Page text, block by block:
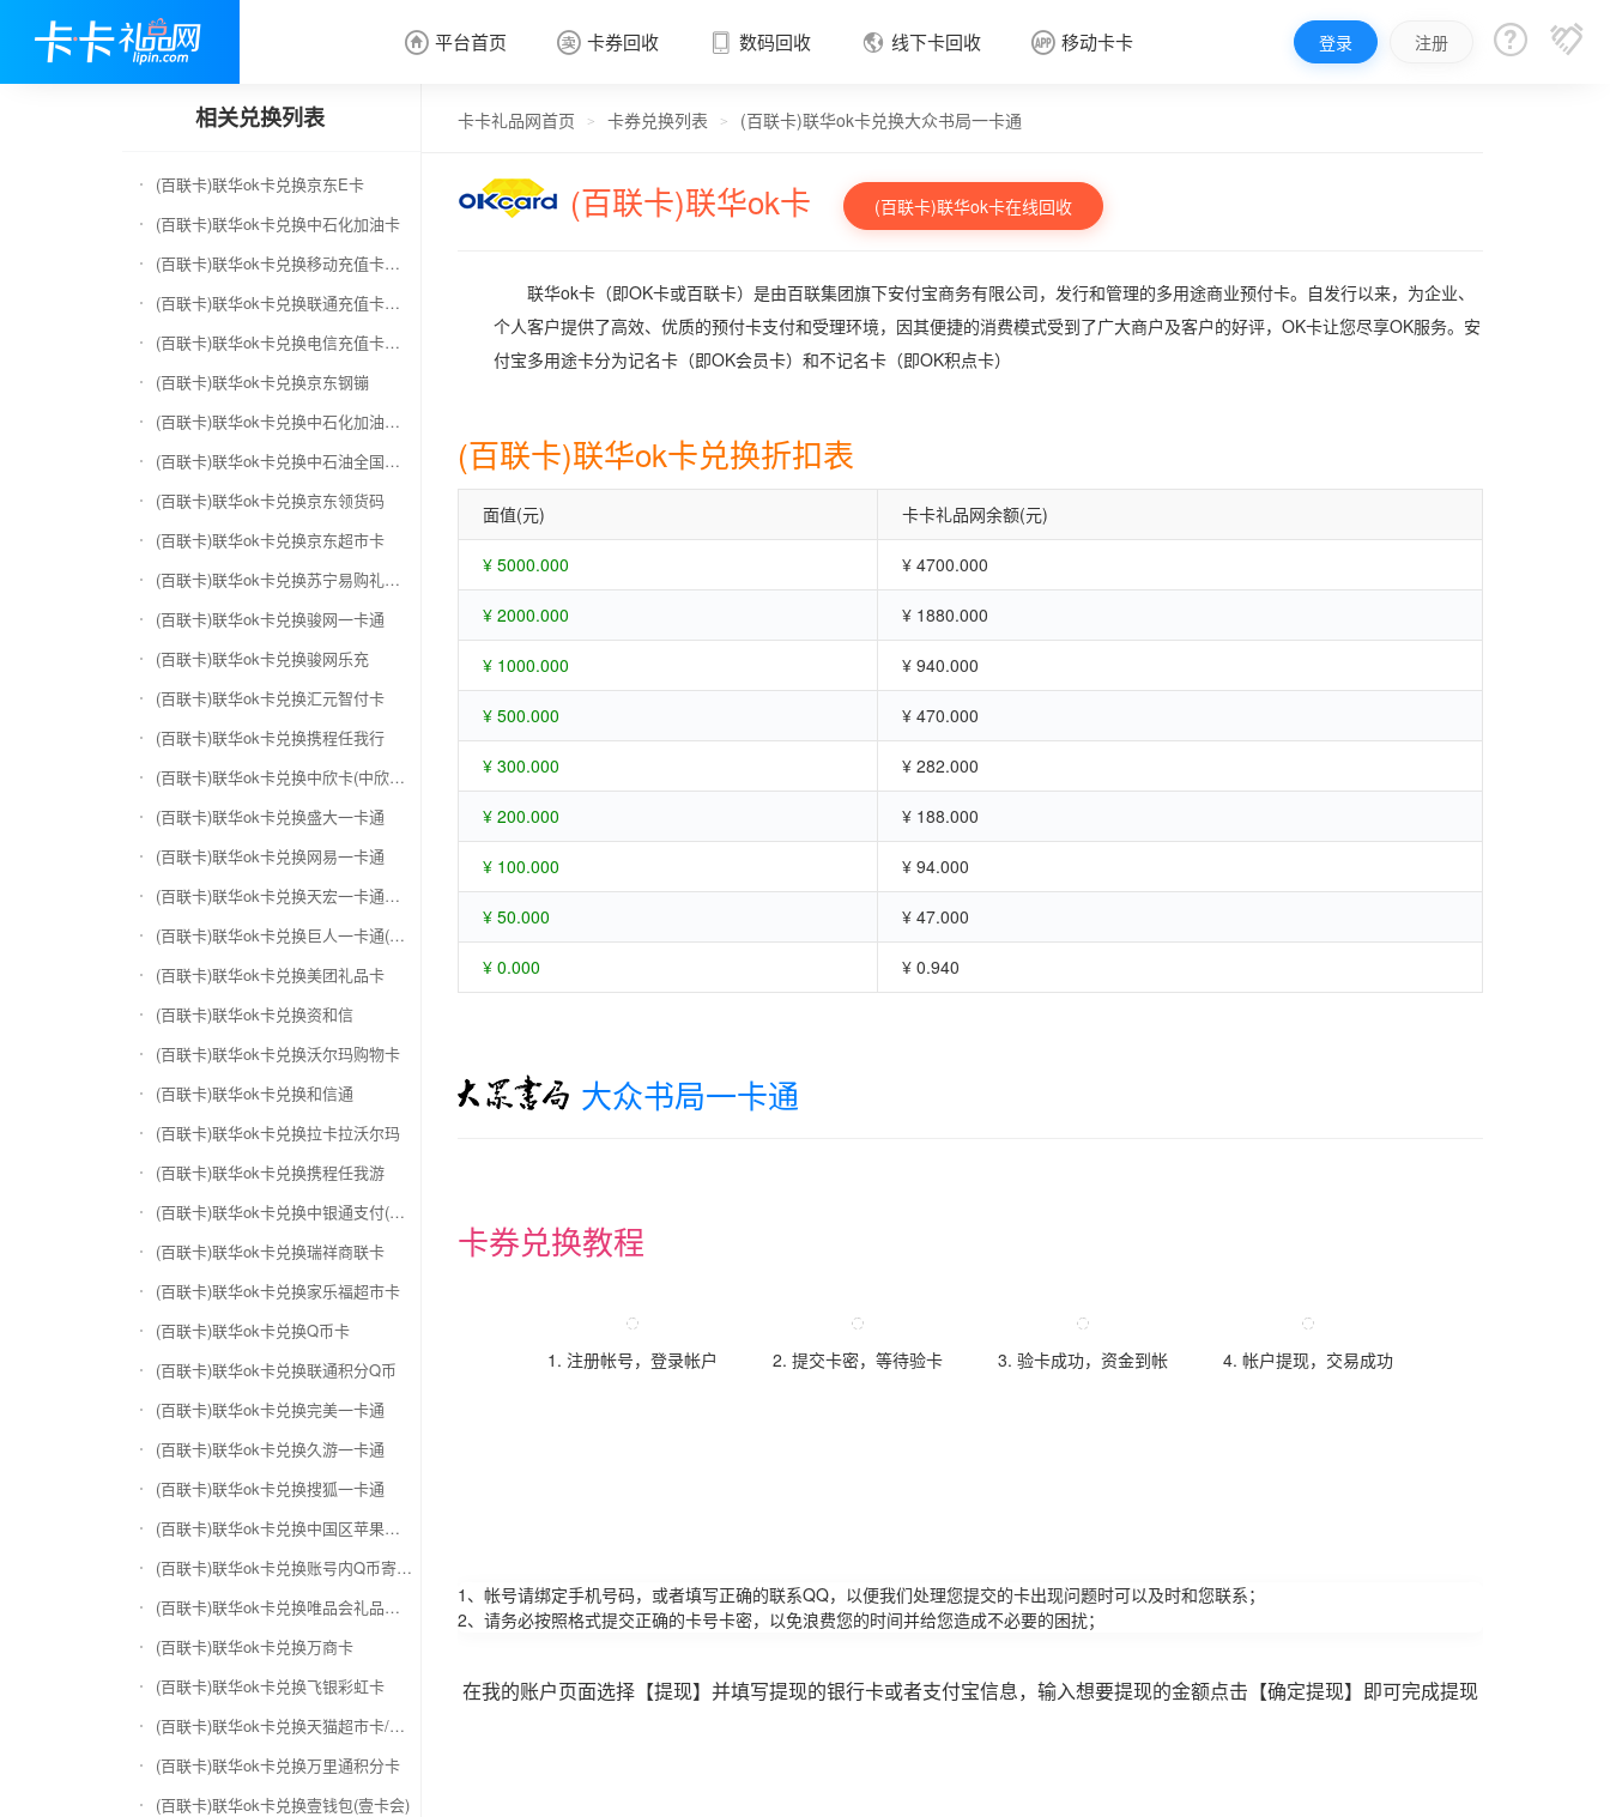
 平台首页  卡券回收
 卡券回收
 数码回收  线下卡回收  移动卡卡 登录 注册  
相关兑换列表
(百联卡)联华ok卡兑换京东E卡
(百联卡)联华ok卡兑换中石化加油卡
(百联卡)联华ok卡兑换移动充值卡（面值千万别选错）
(百联卡)联华ok卡兑换联通充值卡（面值千万别选错）
(百联卡)联华ok卡兑换电信充值卡（面值千万别选错）
(百联卡)联华ok卡兑换京东钢镚
(百联卡)联华ok卡兑换中石化加油卡无卡号（面值千万别选错）
(百联卡)联华ok卡兑换中石油全国充值卡
(百联卡)联华ok卡兑换京东领货码
(百联卡)联华ok卡兑换京东超市卡
(百联卡)联华ok卡兑换苏宁易购礼品卡
(百联卡)联华ok卡兑换骏网一卡通
(百联卡)联华ok卡兑换骏网乐充
(百联卡)联华ok卡兑换汇元智付卡
(百联卡)联华ok卡兑换携程任我行
(百联卡)联华ok卡兑换中欣卡(中欣通卡)
(百联卡)联华ok卡兑换盛大一卡通
(百联卡)联华ok卡兑换网易一卡通
(百联卡)联华ok卡兑换天宏一卡通（易冲天宏卡）
(百联卡)联华ok卡兑换巨人一卡通(征途卡)
(百联卡)联华ok卡兑换美团礼品卡
(百联卡)联华ok卡兑换资和信
(百联卡)联华ok卡兑换沃尔玛购物卡
(百联卡)联华ok卡兑换和信通
(百联卡)联华ok卡兑换拉卡拉沃尔玛
(百联卡)联华ok卡兑换携程任我游
(百联卡)联华ok卡兑换中银通支付(银联购物卡)
(百联卡)联华ok卡兑换瑞祥商联卡
(百联卡)联华ok卡兑换家乐福超市卡
(百联卡)联华ok卡兑换Q币卡
(百联卡)联华ok卡兑换联通积分Q币
(百联卡)联华ok卡兑换完美一卡通
(百联卡)联华ok卡兑换久游一卡通
(百联卡)联华ok卡兑换搜狐一卡通
(百联卡)联华ok卡兑换中国区苹果充值卡
(百联卡)联华ok卡兑换账号内Q币寄售（维护中）
(百联卡)联华ok卡兑换唯品会礼品卡(唯品卡)
(百联卡)联华ok卡兑换万商卡
(百联卡)联华ok卡兑换飞银彩虹卡
(百联卡)联华ok卡兑换天猫超市卡/享淘卡
(百联卡)联华ok卡兑换万里通积分卡
(百联卡)联华ok卡兑换壹钱包(壹卡会)
卡卡礼品网首页 > 卡券兑换列表 > (百联卡)联华ok卡兑换大众书局一卡通
(百联卡)联华ok卡 (百联卡)联华ok卡在线回收
联华ok卡（即OK卡或百联卡）是由百联集团旗下安付宝商务有限公司，发行和管理的多用途商业预付卡。自发行以来，为企业、
个人客户提供了高效、优质的预付卡支付和受理环境，因其便捷的消费模式受到了广大商户及客户的好评，OK卡让您尽享OK服务。安
付宝多用途卡分为记名卡（即OK会员卡）和不记名卡（即OK积点卡）
(百联卡)联华ok卡兑换折扣表
面值(元) 卡卡礼品网余额(元)
¥ 5000.000 ¥ 4700.000
¥ 2000.000 ¥ 1880.000
¥ 1000.000 ¥ 940.000
¥ 500.000 ¥ 470.000
¥ 300.000 ¥ 282.000
¥ 200.000 ¥ 188.000
¥ 100.000 ¥ 94.000
¥ 50.000 ¥ 47.000
¥ 0.000 ¥ 0.940
大众书局一卡通
卡券兑换教程
1. 注册帐号，登录帐户 2. 提交卡密，等待验卡 3. 验卡成功，资金到帐 4. 帐户提现，交易成功
1、帐号请绑定手机号码，或者填写正确的联系QQ，以便我们处理您提交的卡出现问题时可以及时和您联系；
2、请务必按照格式提交正确的卡号卡密，以免浪费您的时间并给您造成不必要的困扰；
在我的账户页面选择【提现】并填写提现的银行卡或者支付宝信息，输入想要提现的金额点击【确定提现】即可完成提现